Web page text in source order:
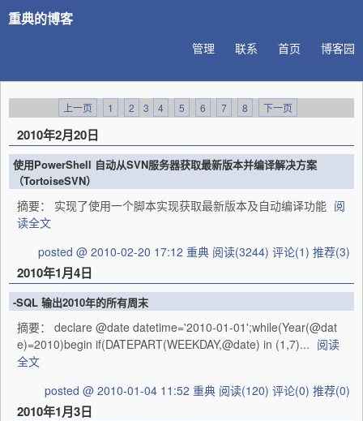
重典的博客
博客园
首页
联系
管理
上一页 1 2 3 4 5 6 7 8 下一页
2010年2月20日
使用PowerShell 自动从SVN服务器获取最新版本并编译解决方案
（TortoiseSVN）
摘要： 实现了使用一个脚本实现获取最新版本及自动编译功能 阅
读全文
posted @ 2010-02-20 17:12 重典 阅读(3244) 评论(1) 推荐(3)
2010年1月4日
-SQL 输出2010年的所有周末
摘要： declare @date datetime='2010-01-01';while(Year(@dat
e)=2010)begin if(DATEPART(WEEKDAY,@date) in (1,7)... 阅读
全文
posted @ 2010-01-04 11:52 重典 阅读(120) 评论(0) 推荐(0)
2010年1月3日